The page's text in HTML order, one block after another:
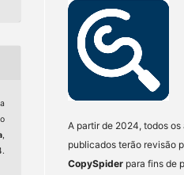
,
A partir de 2024, todos os
publicados terão revisão
CopySpider para fins de